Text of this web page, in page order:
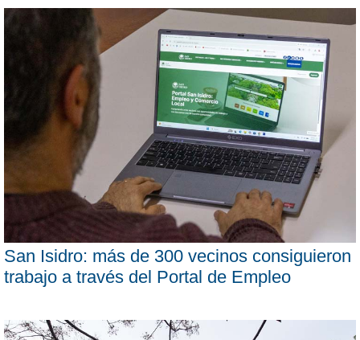
San Isidro: más de 300 vecinos consiguieron
trabajo a través del Portal de Empleo